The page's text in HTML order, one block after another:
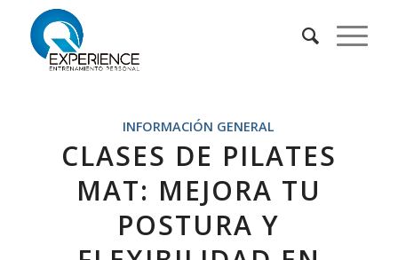
INFORMACIÓN GENERAL
CLASES DE PILATES
MAT: MEJORA TU
POSTURA Y